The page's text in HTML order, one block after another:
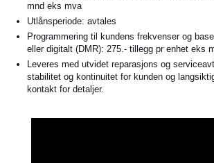
mnd eks mva
Utlånsperiode: avtales
Programmering til kundens frekvenser og
eller digitalt (DMR): 275.- tillegg pr enhet eks
Leveres med utvidet reparasjons og
stabilitet og kontinuitet for kunden og
kontakt for detaljer.